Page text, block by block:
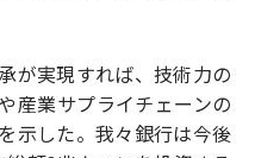
が実現すれば、技術力の
産業サプライチェーンの
示した。我々銀行は今後